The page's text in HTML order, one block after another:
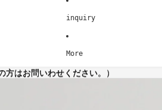
inquiry
More
はお問いわせください。）
はお問いわせください。）